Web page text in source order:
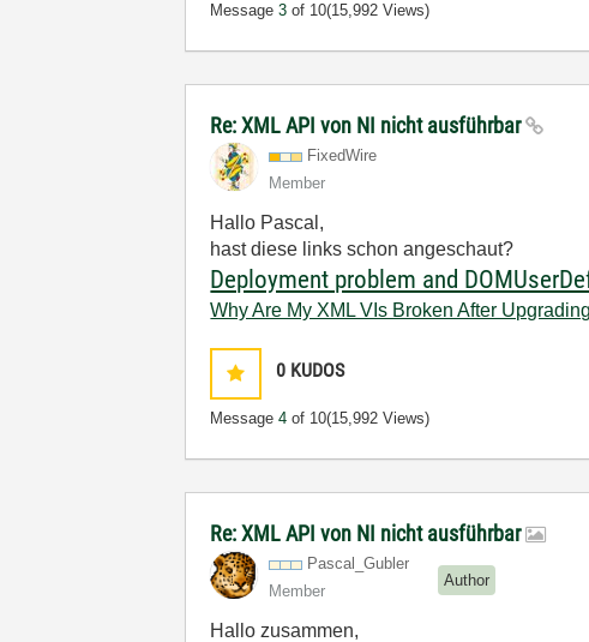
Message3 of 10(15,992 Views)
Re: XML API von NI nicht ausführbar
FixedWire
Member
Hallo Pascal,
hast diese links schon angeschaut?
Deployment problem and
Why Are My XML VIs Broken After
0 KUDOS
Message4 of 10(15,992 Views)
Re: XML API von NI nicht ausführbar
Pascal_Gubler
Member
Author
Hallo zusammen,